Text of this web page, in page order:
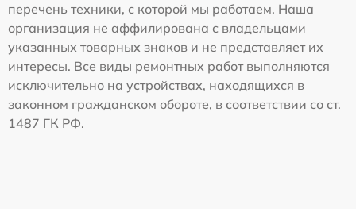
перечень техники, с которой мы работаем. Наша
организация не аффилирована с владельцами
указанных товарных знаков и не представляет их
интересы. Все виды ремонтных работ выполняются
исключительно на устройствах, находящихся в
законном гражданском обороте, в соответствии со ст.
1487 ГК РФ.